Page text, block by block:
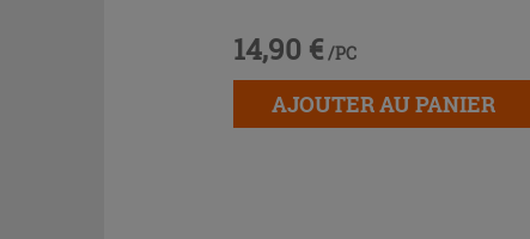
14,90 € /PC
AJOUTER AU PANIER